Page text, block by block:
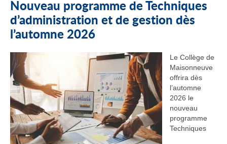
Nouveau programme de Techniques
d’administration et de gestion dès
l’automne 2026
Le Collège de
Maisonneuve
offrira dès
l’automne
2026 le
nouveau
programme
Techniques